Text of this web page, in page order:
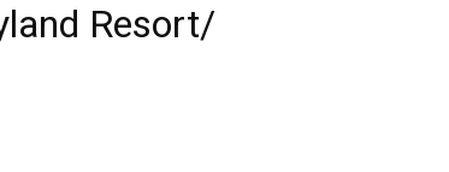
Resort/